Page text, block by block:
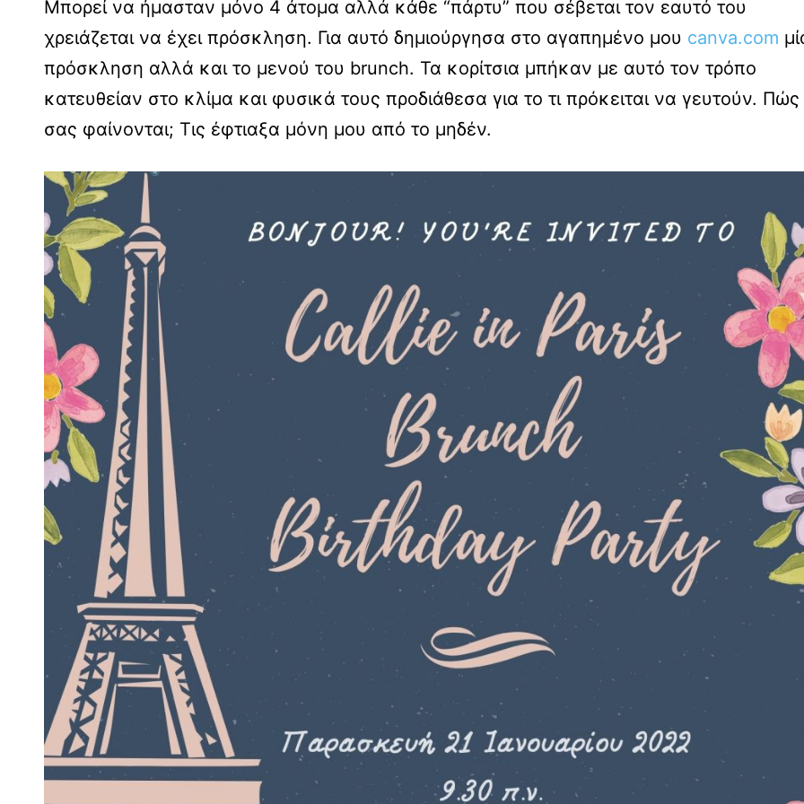
Μπορεί να ήμασταν μόνο 4 άτομα αλλά κάθε “πάρτυ” που σέβεται τον εαυτό του
χρειάζεται να έχει πρόσκληση. Για αυτό δημιούργησα στο αγαπημένο μου canva.com
πρόσκληση αλλά και το μενού του brunch. Τα κορίτσια μπήκαν με αυτό τον τρόπο
κατευθείαν στο κλίμα και φυσικά τους προδιάθεσα για το τι πρόκειται να γευτούν. Πώς
σας φαίνονται; Τις έφτιαξα μόνη μου από το μηδέν.